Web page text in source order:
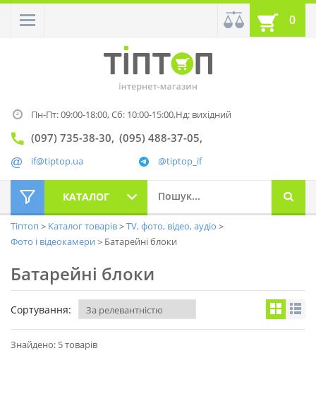
0
Пн-Пт: 09:00-18:00,Сб: 10:00-15:00,Нд: вихідний
(097) 735-38-30 (095) 488-37-05
@tiptop_if
if@tiptop.ua
КАТАЛОГ
Тіптоп Каталог товарів
TV, фото, відео, аудіо
Фото і відеокамери
Батарейні блоки
Батарейні блоки
Сортування:
Знайдено: 5 товарів